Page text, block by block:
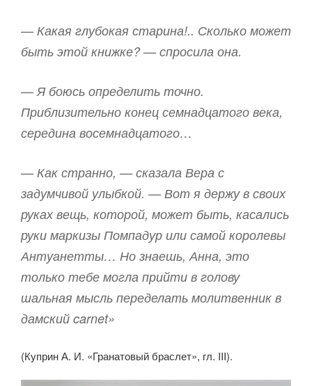
— Какая глубокая старина!.. Сколько может
быть этой книжке? — спросила она.
— Я боюсь определить точно.
Приблизительно конец семнадцатого века,
середина восемнадцатого…
— Как странно, — сказала Вера с
задумчивой улыбкой. — Вот я держу в своих
руках вещь, которой, может быть, касались
руки маркизы Помпадур или самой королевы
Антуанетты… Но знаешь, Анна, это
только тебе могла прийти в голову
шальная мысль переделать молитвенник в
дамский carnet»
(Куприн А. И. «Гранатовый браслет», гл. III).